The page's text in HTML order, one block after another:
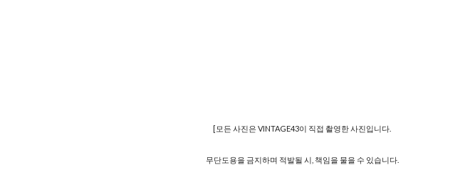
[모든 사진은 VINTAGE43이 직접 촬영한 사진입니다.
무단도용을 금지하며 적발될 시, 책임을 물을 수 있습니다.